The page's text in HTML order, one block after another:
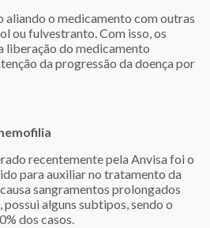
o medicamento com outras
ou fulvestranto. Com isso, os
liberação do medicamento
da progressão da doença por
recentemente pela Anvisa foi o
para auxiliar no tratamento da
sangramentos prolongados
alguns subtipos, sendo o
dos casos.